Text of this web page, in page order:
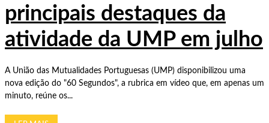
principais destaques da
atividade da UMP em julho
A União das Mutualidades Portuguesas (UMP) disponibilizou uma
nova edição do "60 Segundos", a rubrica em vídeo que, em apenas um
minuto, reúne os...